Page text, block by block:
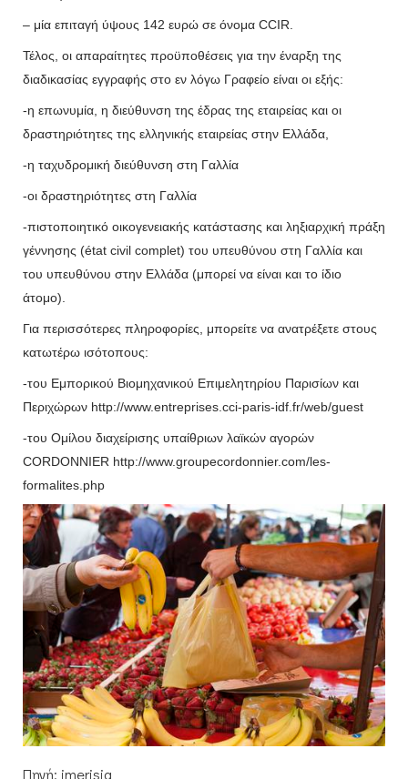
– μία επιταγή ύψους 142 ευρώ σε όνομα CCIR.
Τέλος, οι απαραίτητες προϋποθέσεις για την έναρξη της
διαδικασίας εγγραφής στο εν λόγω Γραφείο είναι οι εξής:
-η επωνυμία, η διεύθυνση της έδρας της εταιρείας και οι
δραστηριότητες της ελληνικής εταιρείας στην Ελλάδα,
-η ταχυδρομική διεύθυνση στη Γαλλία
-οι δραστηριότητες στη Γαλλία
-πιστοποιητικό οικογενειακής κατάστασης και ληξιαρχική πράξη
γέννησης (état civil complet) του υπευθύνου στη Γαλλία και
του υπευθύνου στην Ελλάδα (μπορεί να είναι και το ίδιο
άτομο).
Για περισσότερες πληροφορίες, μπορείτε να ανατρέξετε στους
κατωτέρω ισότοπους:
-του Εμπορικού Βιομηχανικού Επιμελητηρίου Παρισίων και
Περιχώρων http://www.entreprises.cci-paris-idf.fr/web/guest
-του Ομίλου διαχείρισης υπαίθριων λαϊκών αγορών
CORDONNIER http://www.groupecordonnier.com/les-
formalites.php
Πηγή: imerisia